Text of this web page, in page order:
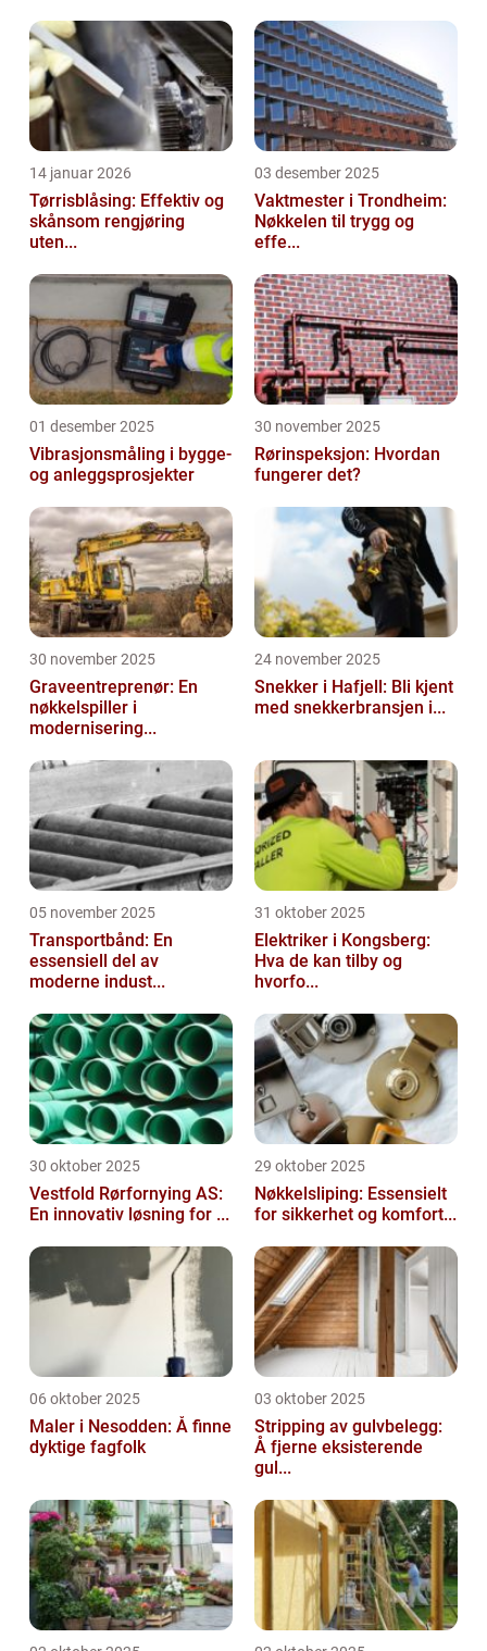
14 januar 2026
Tørrisblåsing: Effektiv og
skånsom rengjøring
uten...
03 desember 2025
Vaktmester i Trondheim:
Nøkkelen til trygg og
effe...
01 desember 2025
Vibrasjonsmåling i bygge-
og anleggsprosjekter
30 november 2025
Rørinspeksjon: Hvordan
fungerer det?
30 november 2025
Graveentreprenør: En
nøkkelspiller i
modernisering...
24 november 2025
Snekker i Hafjell: Bli kjent
med snekkerbransjen i...
05 november 2025
Transportbånd: En
essensiell del av
moderne indust...
31 oktober 2025
Elektriker i Kongsberg:
Hva de kan tilby og
hvorfo...
30 oktober 2025
Vestfold Rørfornying AS:
En innovativ løsning for ...
29 oktober 2025
Nøkkelsliping: Essensielt
for sikkerhet og komfort...
06 oktober 2025
Maler i Nesodden: Å finne
dyktige fagfolk
03 oktober 2025
Stripping av gulvbelegg:
Å fjerne eksisterende
gul...